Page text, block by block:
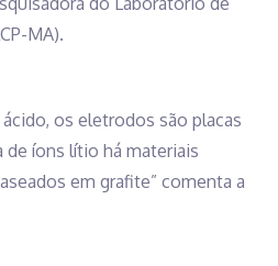
MA).
os eletrodos são placas
íons lítio há materiais
em grafite” comenta a